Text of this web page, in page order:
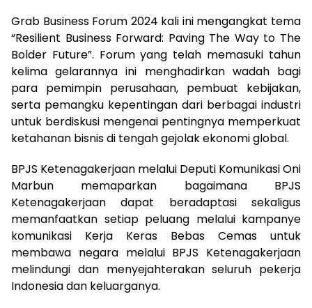
Grab Business Forum 2024 kali ini mengangkat tema
“Resilient Business Forward: Paving The Way to The
Bolder Future”. Forum yang telah memasuki tahun
kelima gelarannya ini menghadirkan wadah bagi
para pemimpin perusahaan, pembuat kebijakan,
serta pemangku kepentingan dari berbagai industri
untuk berdiskusi mengenai pentingnya memperkuat
ketahanan bisnis di tengah gejolak ekonomi global.
BPJS Ketenagakerjaan melalui Deputi Komunikasi Oni
Marbun memaparkan bagaimana BPJS
Ketenagakerjaan dapat beradaptasi sekaligus
memanfaatkan setiap peluang melalui kampanye
komunikasi Kerja Keras Bebas Cemas untuk
membawa negara melalui BPJS Ketenagakerjaan
melindungi dan menyejahterakan seluruh pekerja
Indonesia dan keluarganya.